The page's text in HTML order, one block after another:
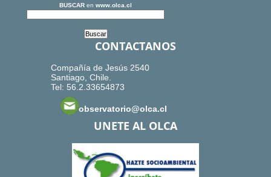
BUSCAR en www.olca.cl
CONTACTANOS
Compañía de Jesús 2540
Santiago, Chile.
Tel: 56.2.33654873
observatorio@olca.cl
UNETE AL OLCA